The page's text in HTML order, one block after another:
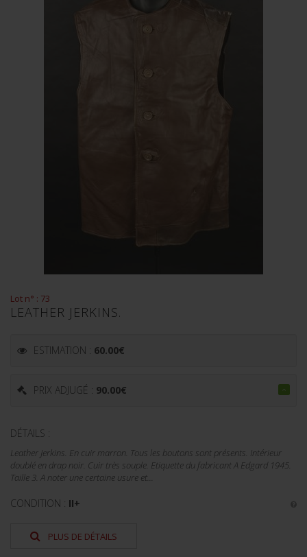
Lot n° : 73
LEATHER JERKINS.
ESTIMATION : 60.00€
PRIX ADJUGÉ : 90.00€
DÉTAILS :
Leather Jerkins. En cuir marron. Tous les boutons sont présents. Intérieur
doublé en drap noir. Cuir très souple. Etiquette du fabricant A Edgard 1945.
Taille 3. A noter une certaine usure et...
CONDITION : II+
PLUS DE DÉTAILS